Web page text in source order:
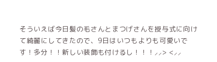
そういえば今日髪の毛さんとまつげさんを授与式に向け
て綺麗にしてきたので、9日はいつもよりも可愛いで
す！多分！！新しい装飾も付けるし！！！⸝⸝> <⸝⸝